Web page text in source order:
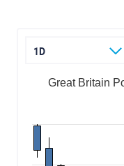
1D
Great Britain